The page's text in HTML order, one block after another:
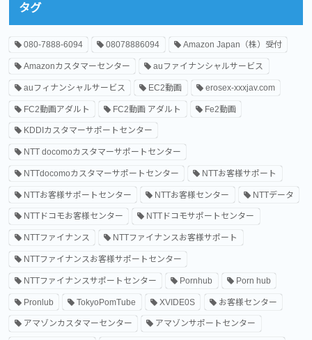
タグ
080-7888-6094 08078886094 Amazon Japan（株）受付
Amazonカスタマーセンター auファイナンシャルサービス
auフィナンシャルサービス EC2動画 erosex-xxxjav.com
FC2動画アダルト FC2動画 アダルト Fe2動画
KDDIカスタマーサポートセンター
NTT docomoカスタマーサポートセンター
NTTdocomoカスタマーサポートセンター NTTお客様サポート
NTTお客様サポートセンター NTTお客様センター NTTデータ
NTTドコモお客様センター NTTドコモサポートセンター
NTTファイナンス NTTファイナンスお客様サポート
NTTファイナンスお客様サポートセンター
NTTファイナンスサポートセンター Pornhub Porn hub
Pronlub TokyoPomTube XVIDE0S お客様センター
アマゾンカスタマーセンター アマゾンサポートセンター